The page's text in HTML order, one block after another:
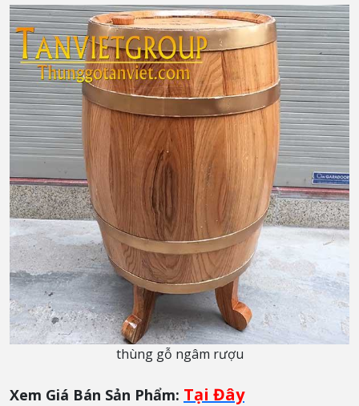
thùng gỗ ngâm rượu
Xem Giá Bán Sản Phẩm: Tại Đây